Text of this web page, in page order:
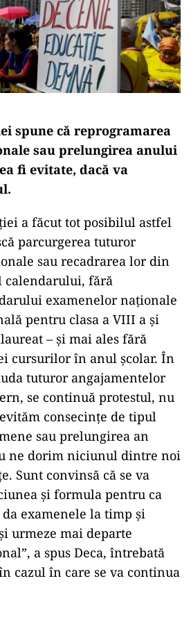
spune că reprogramarea
sau prelungirea anului
fi evitate, dacă va
a făcut tot posibilul astfel
parcurgerea tuturor
sau recadrarea lor din
calendarului, fără
examenelor naţionale
pentru clasa a VIII a şi
– şi mai ales fără
cursurilor în anul şcolar. În
tuturor angajamentelor
se continuă protestul, nu
consecinţe de tipul
sau prelungirea an
ne dorim niciunul dintre noi
Sunt convinsă că se va
şi formula pentru ca
examenele la timp şi
urmeze mai departe
a spus Deca, întrebată
cazul în care se va continua